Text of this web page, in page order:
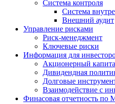
Система контроля
Система
Внешний аудит
Управление рисками
Риск-менеджмент
Ключевые риски
Информация для
Акционерный
Дивидендная
Долговые
Взаимодействие с
Финасовая отчетность